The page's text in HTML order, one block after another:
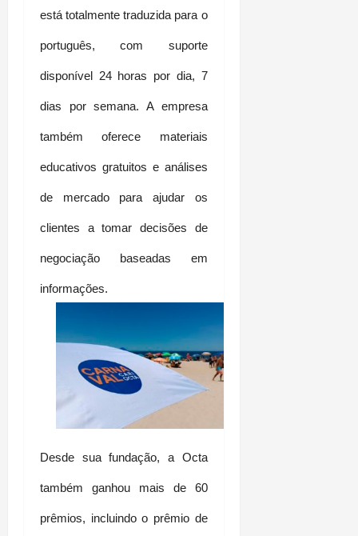
está totalmente traduzida para o
português, com suporte
disponível 24 horas por dia, 7
dias por semana. A empresa
também oferece materiais
educativos gratuitos e análises
de mercado para ajudar os
clientes a tomar decisões de
negociação baseadas em
informações.
Desde sua fundação, a Octa
também ganhou mais de 60
prêmios, incluindo o prêmio de